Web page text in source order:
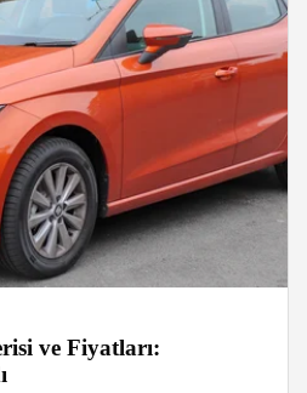
ve Fiyatları: